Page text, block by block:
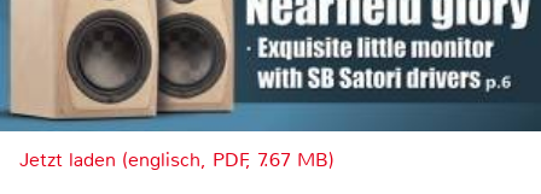
Jetzt laden (englisch, PDF, 7.67 MB)